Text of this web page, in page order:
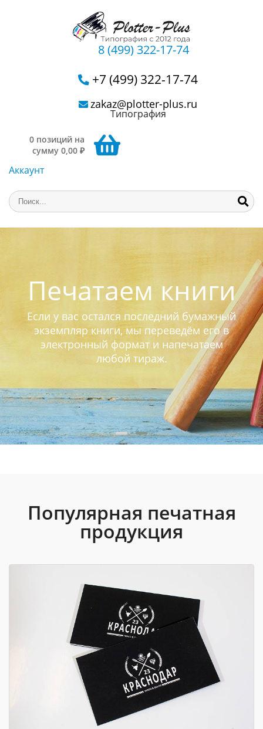
8 (499) 322-17-74
+7 (499) 322-17-74
zakaz@plotter-plus.ru
Типография
0 позиций на
сумму 0,00 ₽
Аккаунт
Печатаем книги
Если у вас остался последний бумажный
экземпляр книги, мы переведём его в
электронный формат и напечатаем
любой тираж.
Популярная печатная
продукция